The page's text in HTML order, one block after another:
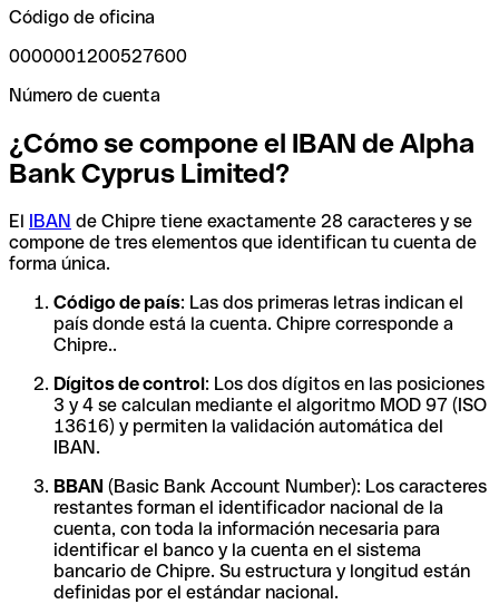
Código de oficina
0000001200527600
Número de cuenta
¿Cómo se compone el IBAN de Alpha
Bank Cyprus Limited?
El IBAN de Chipre tiene exactamente 28 caracteres y se
compone de tres elementos que identifican tu cuenta de
forma única.
Código de país: Las dos primeras letras indican el
país donde está la cuenta. Chipre corresponde a
Chipre..
Dígitos de control: Los dos dígitos en las posiciones
3 y 4 se calculan mediante el algoritmo MOD 97 (ISO
13616) y permiten la validación automática del
IBAN.
BBAN (Basic Bank Account Number): Los caracteres
restantes forman el identificador nacional de la
cuenta, con toda la información necesaria para
identificar el banco y la cuenta en el sistema
bancario de Chipre. Su estructura y longitud están
definidas por el estándar nacional.